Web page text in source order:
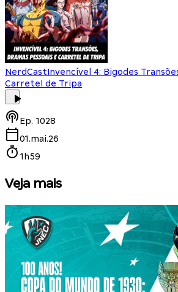
NerdCastInvencível 4: Bigodes
Carretel de Tripa
Ep. 1028
01.mai.26
1h59
Veja mais